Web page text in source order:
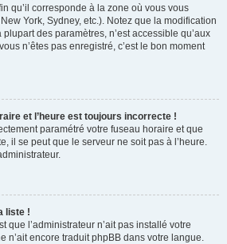
qu’il corresponde à la zone où vous vous
York, Sydney, etc.). Notez que la modification
des paramètres, n’est accessible qu’aux
n’êtes pas enregistré, c’est le bon moment
et l’heure est toujours incorrecte !
paramétré votre fuseau horaire et que
il se peut que le serveur ne soit pas à l’heure.
liste !
que l’administrateur n’ait pas installé votre
n’ait encore traduit phpBB dans votre langue.